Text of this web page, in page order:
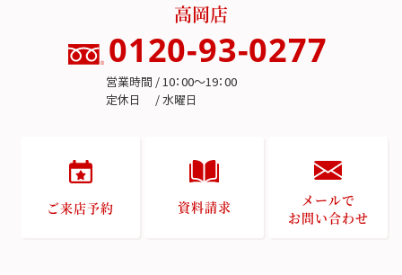
高岡店
0120-93-0277
営業時間 / 10：00～19：00
定休日 / 水曜日
ご来店予約 資料請求
メールで
お問い合わせ